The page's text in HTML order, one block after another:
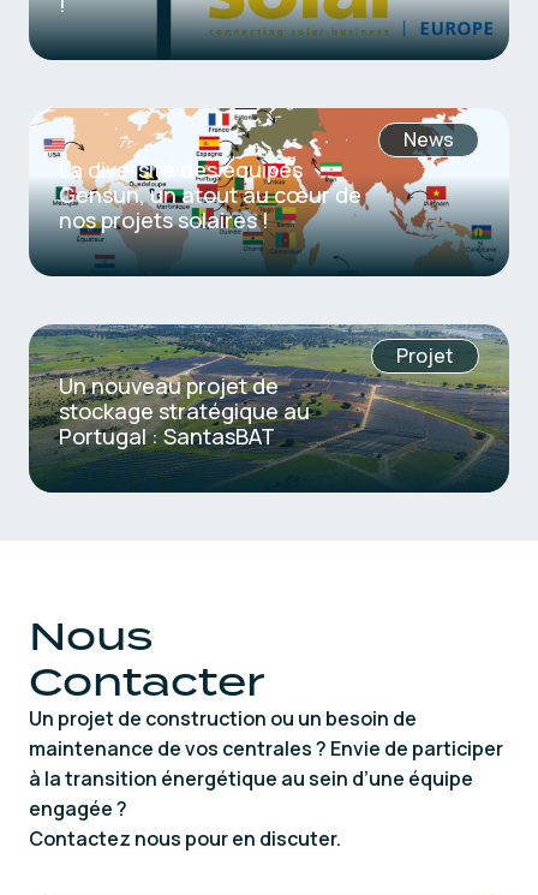
News
La diversité des équipes
Gensun, un atout au cœur de
nos projets solaires !
Projet
Un nouveau projet de
stockage stratégique au
Portugal : SantasBAT
Nous
Contacter
Un projet de construction ou un besoin de
maintenance de vos centrales ? Envie de participer
à la transition énergétique au sein d’une équipe
engagée ?
Contactez nous pour en discuter.